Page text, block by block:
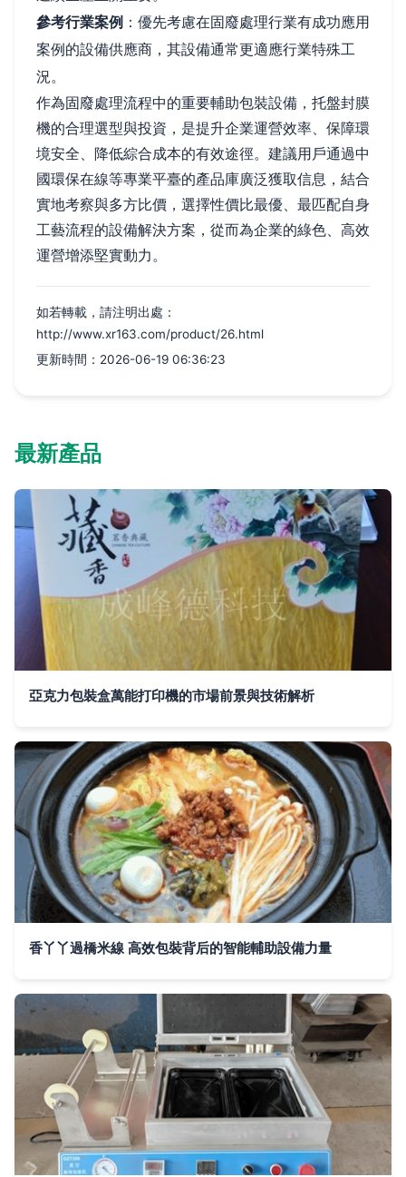
參考行業案例 ：優先考慮在固廢處理行業有成功應用
案例的設備供應商，其設備通常更適應行業特殊工
況。
作為固廢處理流程中的重要輔助包裝設備，托盤封膜
機的合理選型與投資，是提升企業運營效率、保障環
境安全、降低綜合成本的有效途徑。建議用戶通過中
國環保在線等專業平臺的產品庫廣泛獲取信息，結合
實地考察與多方比價，選擇性價比最優、最匹配自身
工藝流程的設備解決方案，從而為企業的綠色、高效
運營增添堅實動力。
如若轉載，請注明出處：
http://www.xr163.com/product/26.html
更新時間：2026-06-19 06:36:23
最新產品
亞克力包裝盒萬能打印機的市場前景與技術解析
香丫丫過橋米線 高效包裝背后的智能輔助設備力量